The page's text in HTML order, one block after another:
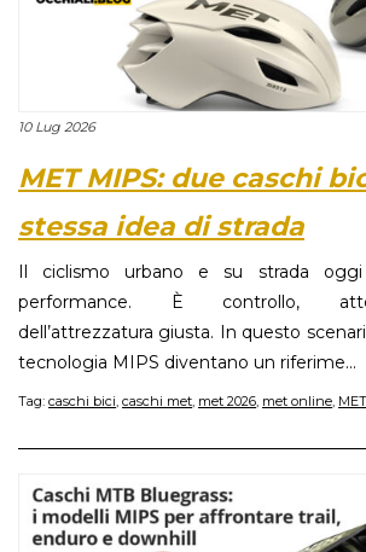
10 Lug 2026
MET MIPS: due caschi
stessa idea di strada
Il ciclismo urbano e su strada
performance. È controllo,
dell’attrezzatura giusta. In questo
tecnologia MIPS diventano un riferime...
Tag: caschi bici, caschi met, met 2026, met online,